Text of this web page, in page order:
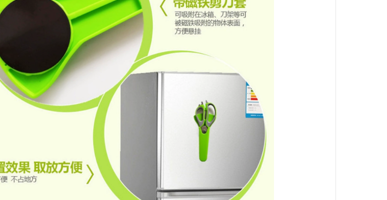
Thị Sóng Ngoài Trời
Ghế Gấp Di Động
Thiết Bị Đánh Cá
Ghế Phân Nghệ Sĩ
Phác Thảo Ghế Gấp
ghế ngủ gấp gọn
bàn ghế dã ngoại
289,000
Đô Thị Sóng Ghế
Gấp Ngoài Trời Di
Động Giải Trí Cắm
Trại Ghế Gỗ Chắc
Chắn Siêu Nhẹ
Trăng Bướm Ghế
bàn ghế gấp gọn
bàn ghế ăn gấp gọn